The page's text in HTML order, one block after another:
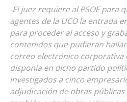
-El juez requiere al PSOE para
agentes de la UCO la entrada
para proceder al acceso y
contenidos que pudieran
correo electrónico corporativa
disponía en dicho partido
investigados a cinco
adjudicación de obras